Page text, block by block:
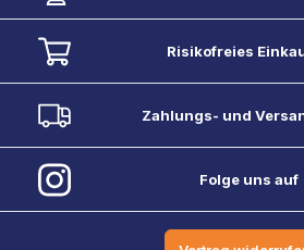
Risikofreies
Zahlungs- und
Folge uns auf